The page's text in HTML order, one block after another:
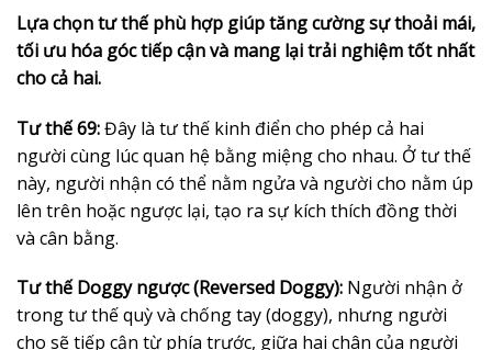
Lựa chọn tư thế phù hợp giúp tăng cường sự thoải mái,
tối ưu hóa góc tiếp cận và mang lại trải nghiệm tốt nhất
cho cả hai.
Tư thế 69:Đây là tư thế kinh điển cho phép cả hai
người cùng lúc quan hệ bằng miệng cho nhau. Ở tư thế
này, người nhận có thể nằm ngửa và người cho nằm úp
lên trên hoặc ngược lại, tạo ra sự kích thích đồng thời
và cân bằng.
Tư thế Doggy ngược (Reversed Doggy): Người nhận ở
trong tư thế quỳ và chống tay (doggy), nhưng người
cho sẽ tiếp cận từ phía trước, giữa hai chân của người